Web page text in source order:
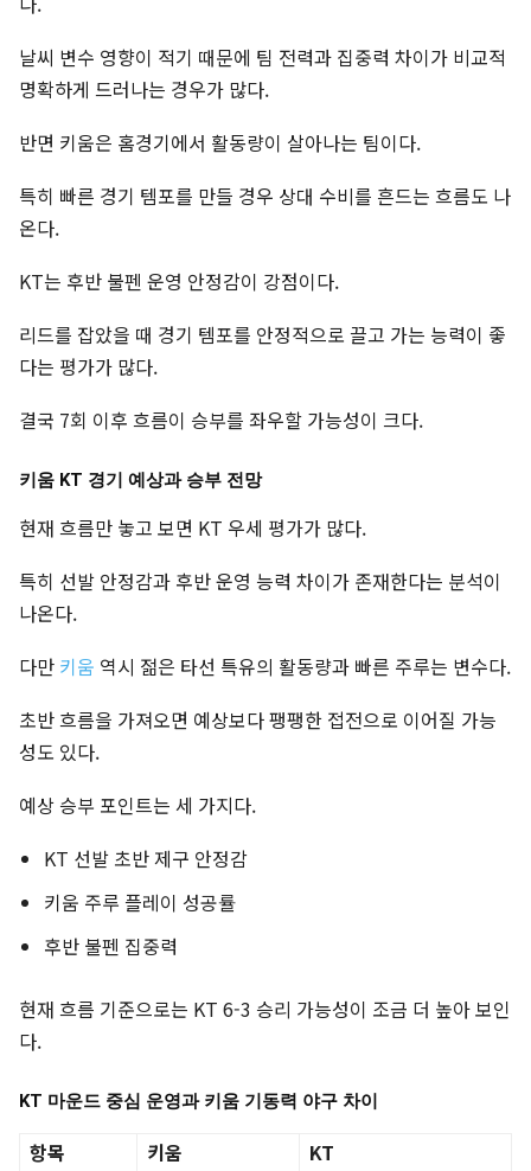
날씨 변수 영향이 적기 때문에 팀 전력과 집중력 차이가 비교적
명확하게 드러나는 경우가 많다.
반면 키움은 홈경기에서 활동량이 살아나는 팀이다.
특히 빠른 경기 템포를 만들 경우 상대 수비를 흔드는 흐름도 나
온다.
KT는 후반 불펜 운영 안정감이 강점이다.
리드를 잡았을 때 경기 템포를 안정적으로 끌고 가는 능력이 좋
다는 평가가 많다.
결국 7회 이후 흐름이 승부를 좌우할 가능성이 크다.
키움 KT 경기 예상과 승부 전망
현재 흐름만 놓고 보면 KT 우세 평가가 많다.
특히 선발 안정감과 후반 운영 능력 차이가 존재한다는 분석이
나온다.
다만 키움 역시 젊은 타선 특유의 활동량과 빠른 주루는 변수다.
초반 흐름을 가져오면 예상보다 팽팽한 접전으로 이어질 가능
성도 있다.
예상 승부 포인트는 세 가지다.
KT 선발 초반 제구 안정감
키움 주루 플레이 성공률
후반 불펜 집중력
현재 흐름 기준으로는 KT 6-3 승리 가능성이 조금 더 높아 보인
다.
KT 마운드 중심 운영과 키움 기동력 야구 차이
항목 키움
KT